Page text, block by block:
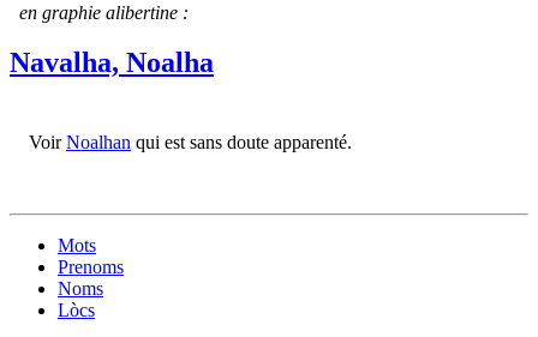
en graphie alibertine :
Navalha, Noalha
VoirNoalhan qui est sans doute apparenté.
Mots
Prenoms
Noms
Lòcs